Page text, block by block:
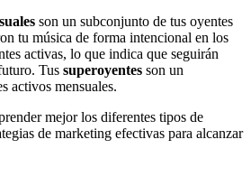
son un subconjunto de tus oyentes
tu música de forma intencional en los
activas, lo que indica que seguirán
Tus superoyentes son un
activos mensuales.
mejor los diferentes tipos de
de marketing efectivas para alcanzar